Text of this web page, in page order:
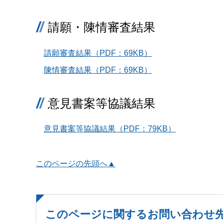
請願・陳情審査結果
請願審査結果（PDF：69KB）
陳情審査結果（PDF：69KB）
意見書案等協議結果
意見書案等協議結果（PDF：79KB）
このページの先頭へ▲
このページに関するお問い合わせ